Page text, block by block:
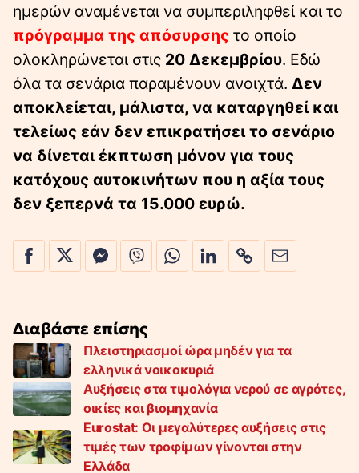
ημερών αναμένεται να συμπεριληφθεί και το
πρόγραμμα της απόσυρσης το οποίο
ολοκληρώνεται στις 20 Δεκεμβρίου. Εδώ
όλα τα σενάρια παραμένουν ανοιχτά. Δεν
αποκλείεται, μάλιστα, να καταργηθεί και
τελείως εάν δεν επικρατήσει το σενάριο
να δίνεται έκπτωση μόνον για τους
κατόχους αυτοκινήτων που η αξία τους
δεν ξεπερνά τα 15.000 ευρώ.
Διαβάστε επίσης
Πλειστηριασμοί ώρα μηδέν για τα
ελληνικά νοικοκυριά
Αυξήσεις στα τιμολόγια νερού σε αγρότες,
οικίες και βιομηχανία
Eurostat: Οι μεγαλύτερες αυξήσεις στις
τιμές των τροφίμων γίνονται στην
Ελλάδα